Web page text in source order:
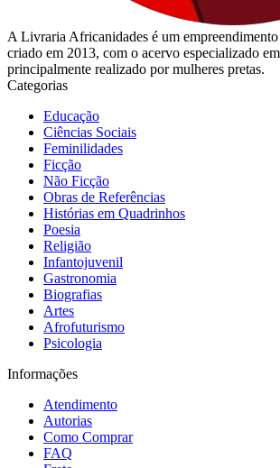
A Livraria Africanidades é um
criado em 2013, com o acervo especializado
principalmente realizado por mulheres pretas.
Categorias
Educação
Ciências Sociais
Feminilidades
Ficção
Não Ficção
Obras de Referências
Histórias em Quadrinhos
Poesia
Religião
Infantojuvenil
Gastronomia
Biografias
Artes
Afrofuturismo
Psicologia
Informações
Atendimento
Autorias
Como Comprar
FAQ